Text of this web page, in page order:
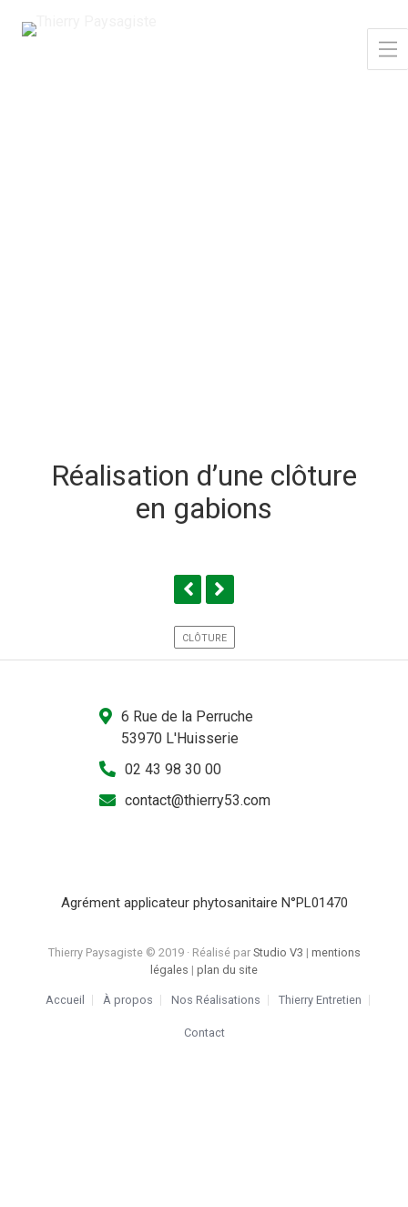
Réalisation d’une clôture
en gabions
CLÔTURE
6 Rue de la Perruche
53970 L'Huisserie
02 43 98 30 00
contact@thierry53.com
Agrément applicateur phytosanitaire N°PL01470
Thierry Paysagiste © 2019 · Réalisé par Studio V3 | mentions
légales | plan du site
Accueil À propos Nos Réalisations Thierry Entretien
Contact